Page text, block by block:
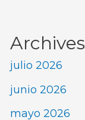
Archives
julio 2026
junio 2026
mayo 2026